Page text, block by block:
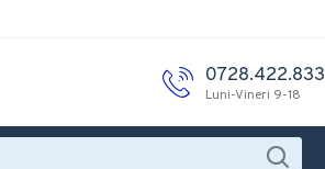
0728.422.833
Luni-Vineri 9-18